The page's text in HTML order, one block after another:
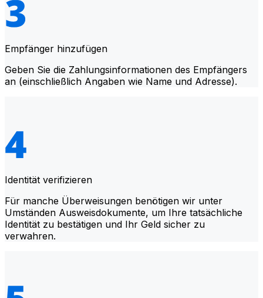
Empfänger hinzufügen
Geben Sie die Zahlungsinformationen des Empfängers
an (einschließlich Angaben wie Name und Adresse).
Identität verifizieren
Für manche Überweisungen benötigen wir unter
Umständen Ausweisdokumente, um Ihre tatsächliche
Identität zu bestätigen und Ihr Geld sicher zu
verwahren.